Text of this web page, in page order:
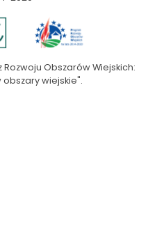
Rozwoju Obszarów Wiejskich:
wiejskie".